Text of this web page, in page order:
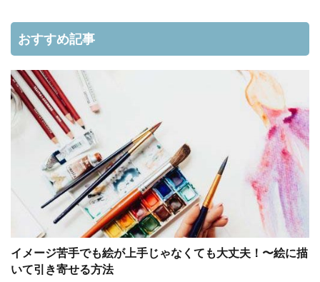
おすすめ記事
イメージ苦手でも絵が上手じゃなくても大丈夫！〜絵に描
いて引き寄せる方法